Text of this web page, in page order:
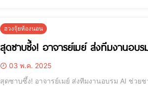
ฮวงจุ้ยห้องนอน
สุดซาบซึ้ง! อาจารย์เมย์ ส่งทีมงานอบร
03 พ.ค. 2025
สุดซาบซึ้ง! อาจารย์เมย์ ส่งทีมงานอบรม AI ช่ว